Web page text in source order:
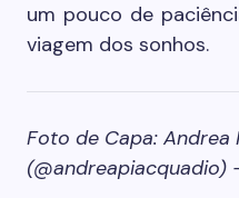
um pouco de
viagem dos sonhos.
Foto de Capa: Andrea
(@andreapiacquadio)